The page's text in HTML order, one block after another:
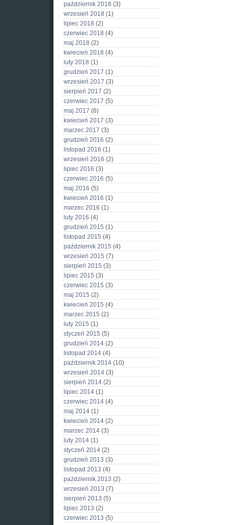
październik 2018 (3)
wrzesień 2018 (1)
lipiec 2018 (2)
czerwiec 2018 (4)
maj 2018 (2)
kwiecień 2018 (4)
luty 2018 (1)
grudzień 2017 (1)
wrzesień 2017 (3)
sierpień 2017 (2)
czerwiec 2017 (5)
maj 2017 (6)
kwiecień 2017 (3)
marzec 2017 (3)
grudzień 2016 (2)
listopad 2016 (1)
wrzesień 2016 (2)
lipiec 2016 (3)
czerwiec 2016 (5)
maj 2016 (5)
kwiecień 2016 (1)
marzec 2016 (1)
luty 2016 (4)
grudzień 2015 (1)
listopad 2015 (4)
październik 2015 (4)
wrzesień 2015 (7)
sierpień 2015 (3)
lipiec 2015 (3)
czerwiec 2015 (3)
maj 2015 (2)
kwiecień 2015 (4)
marzec 2015 (2)
luty 2015 (1)
styczeń 2015 (5)
grudzień 2014 (2)
listopad 2014 (4)
październik 2014 (10)
wrzesień 2014 (3)
sierpień 2014 (2)
lipiec 2014 (1)
czerwiec 2014 (4)
maj 2014 (1)
kwiecień 2014 (2)
marzec 2014 (3)
luty 2014 (1)
styczeń 2014 (2)
grudzień 2013 (3)
listopad 2013 (4)
październik 2013 (2)
wrzesień 2013 (7)
sierpień 2013 (5)
lipiec 2013 (2)
czerwiec 2013 (5)